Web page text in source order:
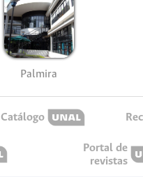
Palmira
Catálogo
Portal de
revistas